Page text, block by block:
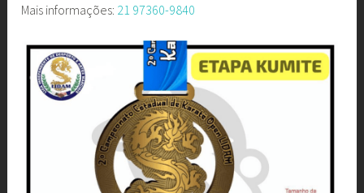
Mais informações: 21 97360-9840